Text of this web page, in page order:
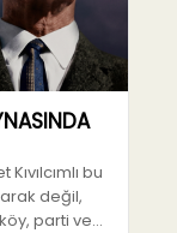
bu
değil,
parti ve…